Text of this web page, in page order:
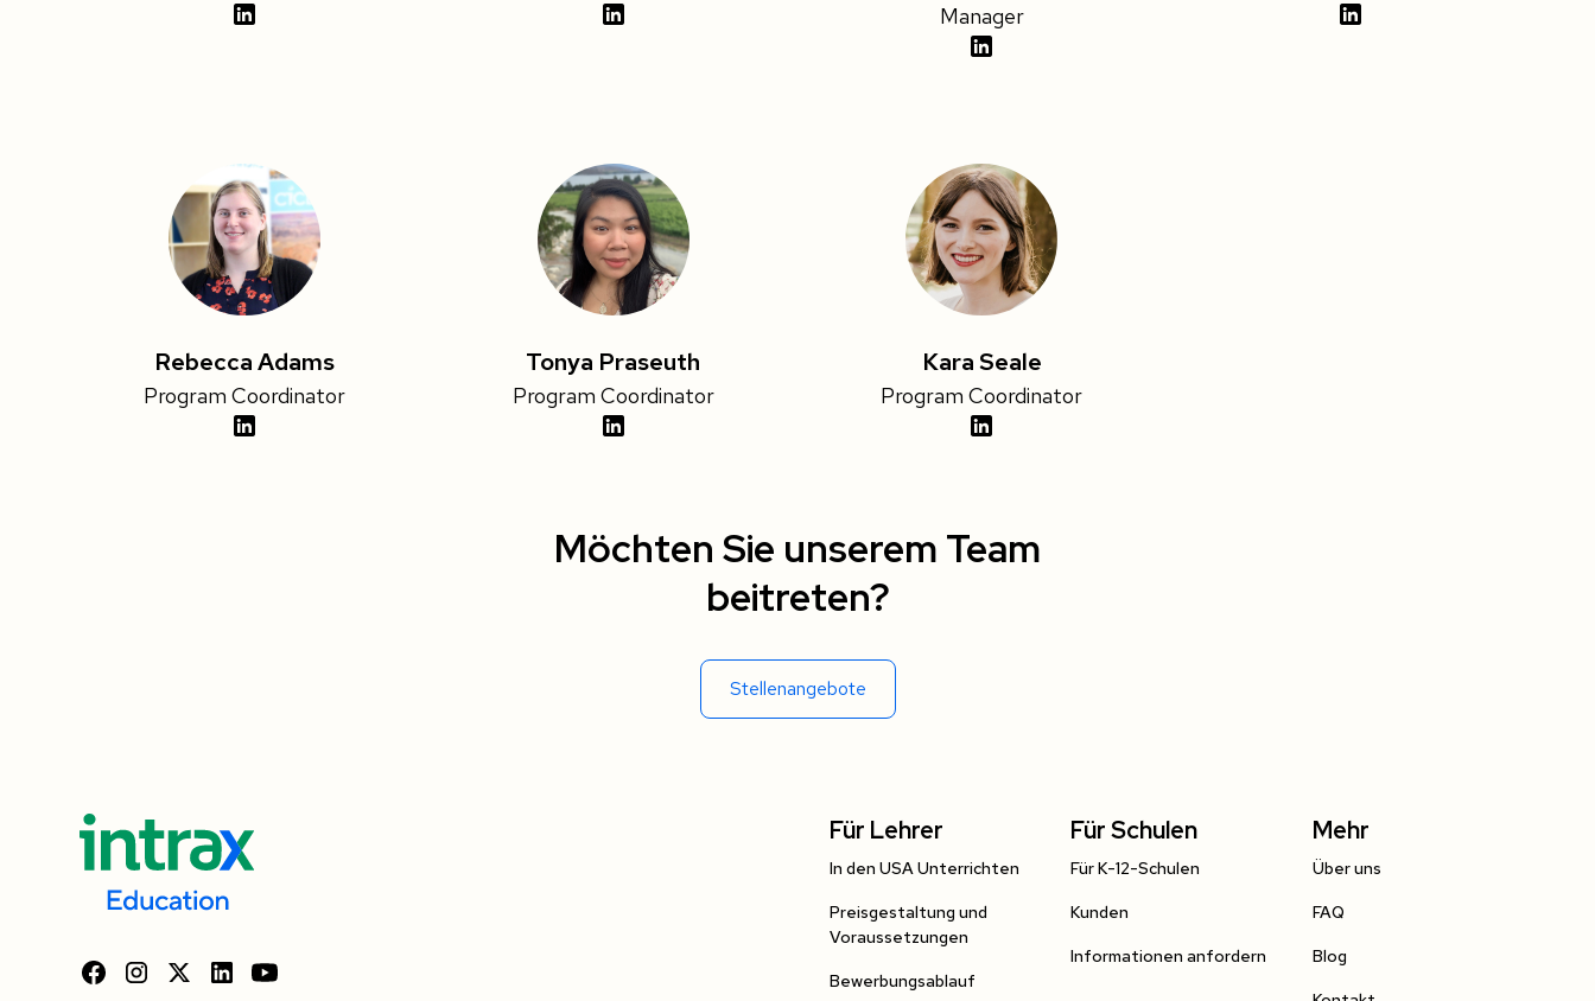
Manager
Rebecca Adams
Program Coordinator
Tonya Praseuth
Program Coordinator
Kara Seale
Program Coordinator
Möchten Sie unserem Team
beitreten?
Stellenangebote
Für Lehrer
In den USA Unterrichten
Preisgestaltung und
Voraussetzungen
Bewerbungsablauf
Für Schulen
Für K-12-Schulen
Kunden
Informationen anfordern
Mehr
Über uns
FAQ
Blog